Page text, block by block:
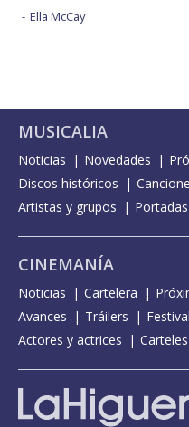
Ella McCay
MUSICALIA
Noticias Novedades
Discos históricos
Artistas y grupos
Portadas
CINEMANÍA
Noticias Cartelera
Avances
Tráilers
Actores y actrices
Carteles